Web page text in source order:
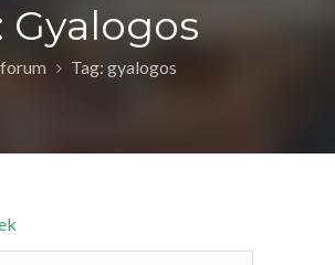
Gyalogos
Tag: gyalogos